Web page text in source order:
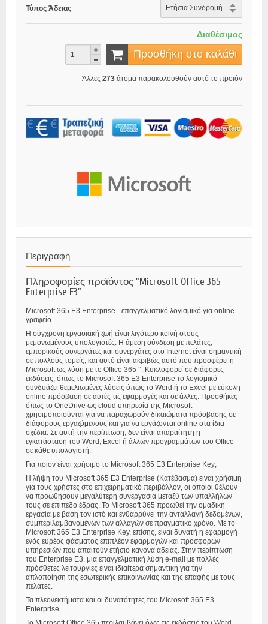
Τύπος Άδειας
Διαθέσιμος
Προσθήκη στο καλάθι
Άλλες 273 άτομα παρακολουθούν αυτό το προϊόν
Περιγραφή
Πληροφορίες προϊόντος "Microsoft Office 365
Enterprise E3"
Microsoft 365 E3 Enterprise - επαγγελματικό λογισμικό για online
γραφείο
Η σύγχρονη εργασιακή ζωή είναι λιγότερο κοινή στους
μεμονωμένους υπολογιστές. Η άμεση σύνδεση με πελάτες,
εμπορικούς συνεργάτες και συνεργάτες στο Internet είναι σημαντική
σε πολλούς τομείς, και αυτό είναι ακριβώς αυτό που προσφέρει η
Microsoft ως λύση με το Office 365 °. Κυκλοφορεί σε διάφορες
εκδόσεις, όπως το Microsoft 365 E3 Enterprise το λογισμικό
συνδυάζει θεμελιωμένες λύσεις όπως το Word ή το Excel με εύκολη
online πρόσβαση σε αυτές τις εφαρμογές και σε άλλες. Προσθήκες
όπως το OneDrive ως cloud υπηρεσία της Microsoft
χρησιμοποιούνται για να παραχωρούν δικαιώματα πρόσβασης σε
διάφορους εργαζόμενους και για να εργάζονται online στα ίδια
σχέδια. Σε αυτή την περίπτωση, δεν είναι απαραίτητη η
εγκατάσταση του Word, Excel ή άλλων προγραμμάτων του Office
σε κάθε υπολογιστή.
Για ποιον είναι χρήσιμο το Microsoft 365 E3 Enterprise Key;
Η λήψη του Microsoft 365 E3 Enterprise (Κατέβασμα) είναι χρήσιμη
για τους χρήστες στο επιχειρηματικό περιβάλλον, οι οποίοι θέλουν
να προωθήσουν μεγαλύτερη συνεργασία μεταξύ των υπαλλήλων
τους σε επίπεδο έδρας. Το Microsoft 365 προωθεί την ομαδική
εργασία με βάση τον ιστό και ενθαρρύνει την ανταλλαγή δεδομένων,
συμπεριλαμβανομένων των αλλαγών σε πραγματικό χρόνο. Με το
Microsoft 365 E3 Enterprise Key, επίσης, είναι δυνατή η εφαρμογή
ενός ευρέος φάσματος επιπλέον εφαρμογών και προσφορών
υπηρεσιών που απαιτούν ετήσιο κανόνα άδειας. Στην περίπτωση
του Enterprise E3, μια επαγγελματική λύση e-mail με πολλές
πρόσθετες λειτουργίες είναι ιδιαίτερα σημαντική για την
απλοποίηση της εσωτερικής επικοινωνίας και της επαφής με τους
πελάτες.
Τα πλεονεκτήματα και οι δυνατότητες του Microsoft 365 E3
Enterprise